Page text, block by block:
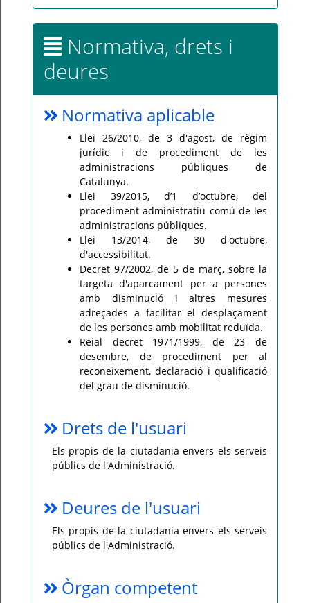
Normativa, drets i
deures
Normativa aplicable
Llei 26/2010, de 3 d'agost, de règim
jurídic i de procediment de les
administracions públiques de
Catalunya.
Llei 39/2015, d’1 d’octubre, del
procediment administratiu comú de les
administracions públiques.
Llei 13/2014, de 30 d'octubre,
d'accessibilitat.
Decret 97/2002, de 5 de març, sobre la
targeta d'aparcament per a persones
amb disminució i altres mesures
adreçades a facilitar el desplaçament
de les persones amb mobilitat reduïda.
Reial decret 1971/1999, de 23 de
desembre, de procediment per al
reconeixement, declaració i qualificació
del grau de disminució.
Drets de l'usuari
Els propis de la ciutadania envers els serveis
públics de l'Administració.
Deures de l'usuari
Els propis de la ciutadania envers els serveis
públics de l'Administració.
Òrgan competent